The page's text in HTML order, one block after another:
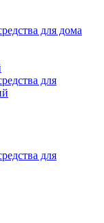
для дома
для
для